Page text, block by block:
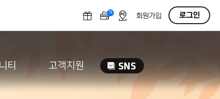
N OFF회원가입 로그인
티 고객지원